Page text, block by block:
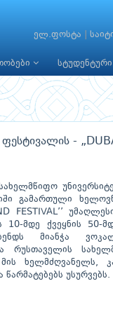
ელ.ფოსტა
-
გამართული
FESTIVAL’’
10-მდე ქვეყნის 50-
მიანჭა
რუსთაველის
ხელმძღვანელს,
წარმატებებს უსურვებს.